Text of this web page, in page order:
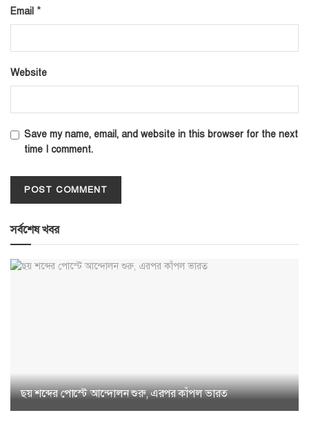
Email *
Website
Save my name, email, and website in this browser for the next
time I comment.
সর্বশেষ খবর
ছয় শব্দের পোস্টে আন্দোলন শুরু, এরপর কাঁপল ভারত